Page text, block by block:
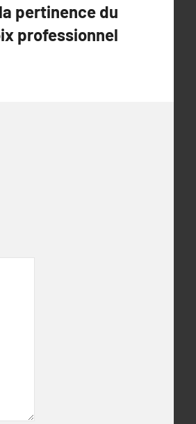
pertinence du
professionnel